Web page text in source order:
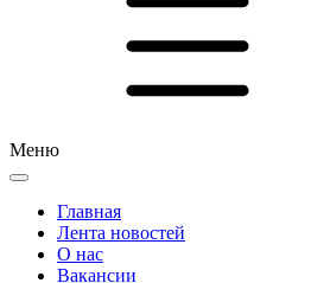
Меню
Главная
Лента новостей
О нас
Вакансии